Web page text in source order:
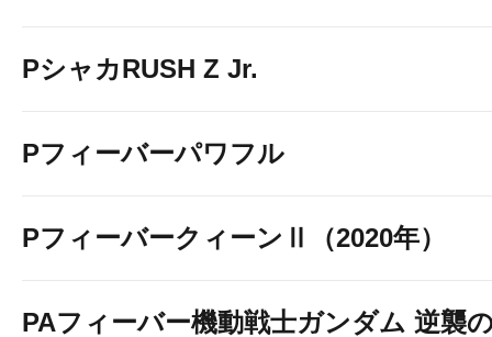
PシャカRUSH Z Jr.
Pフィーバーパワフル
PフィーバークィーンⅡ（2020年）
PAフィーバー機動戦士ガンダム 逆襲